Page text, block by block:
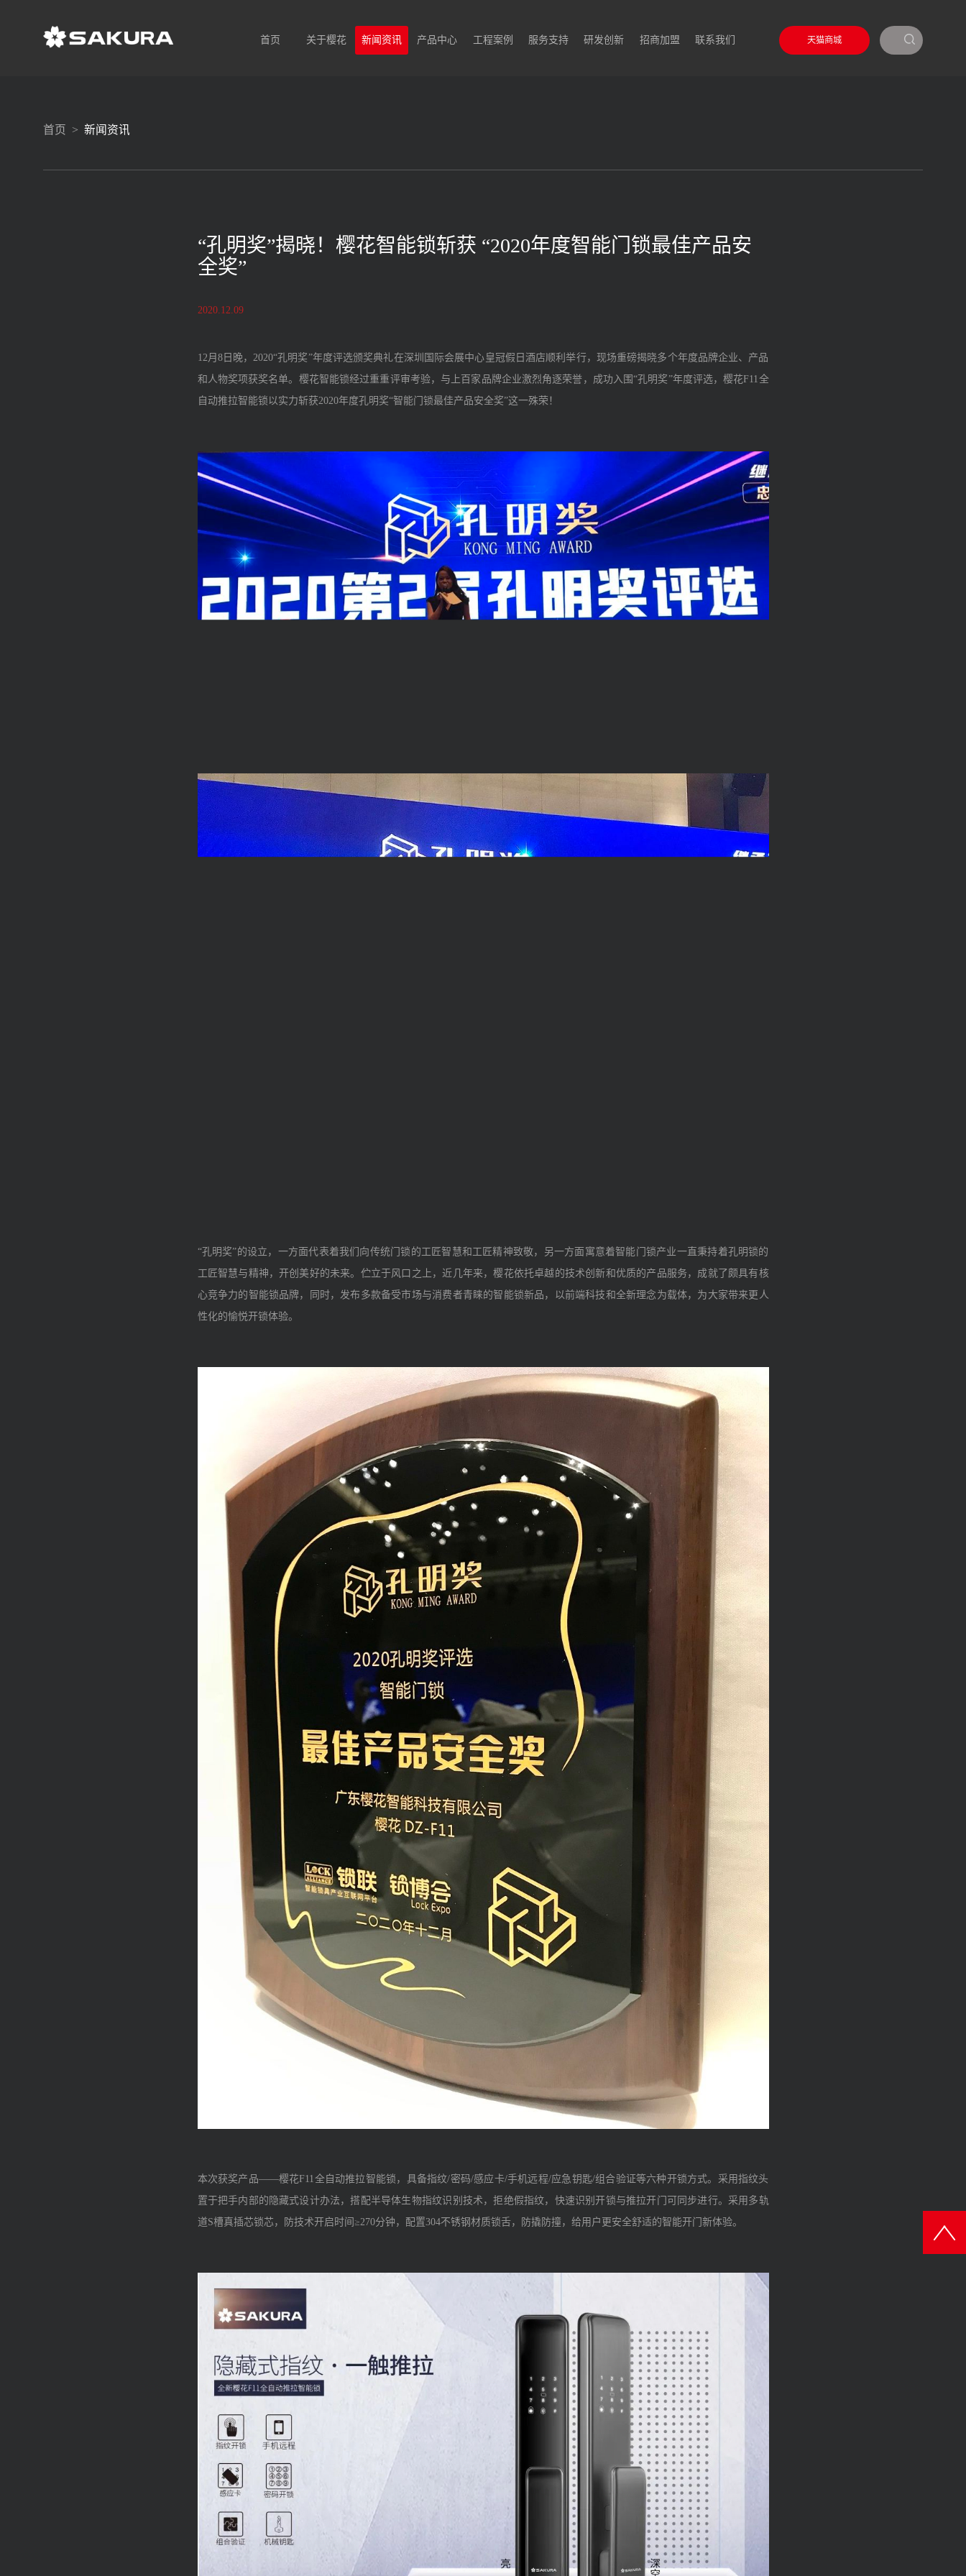
天猫商城
首页 关于樱花 新闻资讯 产品中心 工程案例 服务支持 研发创新 招商加盟 联系我们
首页 >新闻资讯
“孔明奖”揭晓！樱花智能锁斩获 “2020年度智能门锁最佳产品安
全奖”
2020.12.09
12月8日晚，2020“孔明奖”年度评选颁奖典礼在深圳国际会展中心皇冠假日酒店顺利举行，现场重磅揭晓多个年度品牌企业、产品
和人物奖项获奖名单。 樱花智能锁经过重重评审考验，与上百家品牌企业激烈角逐荣誉，成功入围“孔明奖”年度评选，樱花F11全
自动推拉智能锁以实力斩获2020年度孔明奖“智能门锁最佳产品安全奖”这一殊荣！
“孔明奖”的设立，一方面代表着我们向传统门锁的工匠智慧和工匠精神致敬，另一方面寓意着智能门锁产业一直秉持着孔明锁的
工匠智慧与精神，开创美好的未来。伫立于风口之上，近几年来，樱花依托卓越的技术创新和优质的产品服务，成就了颇具有核
心竞争力的智能锁品牌，同时，发布多款备受市场与消费者青睐的智能锁新品，以前端科技和全新理念为载体，为大家带来更人
性化的愉悦开锁体验。
本次获奖产品——樱花F11全自动推拉智能锁，具备指纹/密码/感应卡/手机远程/应急钥匙/组合验证等六种开锁方式。采用指纹头
置于把手内部的隐藏式设计办法，搭配半导体生物指纹识别技术，拒绝假指纹，快速识别开锁与推拉开门可同步进行。采用多轨
道S槽真插芯锁芯，防技术开启时间≥270分钟，配置304不锈钢材质锁舌，防撬防撞，给用户更安全舒适的智能开门新体验。